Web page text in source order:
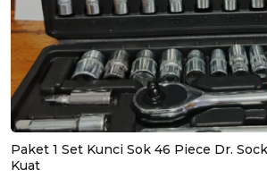
Paket 1 Set Kunci Sok 46 Piece Dr.
Kuat